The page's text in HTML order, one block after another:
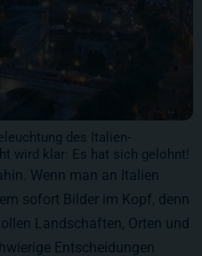
des Italien-
wird klar: Es hat sich gelohnt!
Wenn man an Italien
sofort Bilder im Kopf, denn
Landschaften, Orten und
Entscheidungen